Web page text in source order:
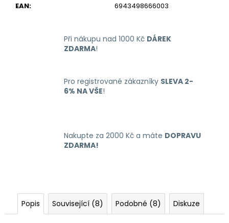
EAN: 6943498666003
Při nákupu nad 1000 Kč DÁREK
ZDARMA!
Pro registrované zákazníky SLEVA 2-
6% NA VŠE!
Nakupte za 2000 Kč a máte DOPRAVU
ZDARMA!
Popis Související (8) Podobné (8) Diskuze